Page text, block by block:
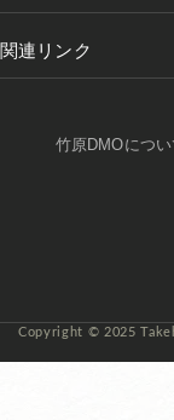
関連リンク
竹原DMOについ
Copyright © 2025